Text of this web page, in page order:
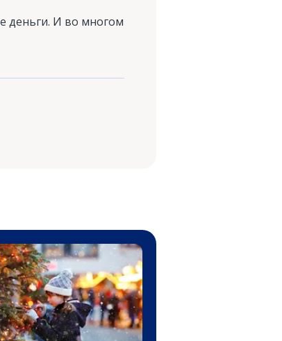
деньги. И во многом